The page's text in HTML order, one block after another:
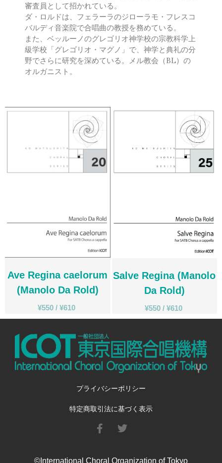
Victor Daniel Lozada
Fabio Luppi
Matteo Magistrali
Enrico Miaroma
Chris O’Hara
Giovanni Pierluigi da Palestrina
John August Pamintuan
Gabriele Saro
マイアカウント
海外からご注文のお客様へ​
English
CD (1)
その他
ソロ／重唱
児童合唱曲(22)
混声合唱曲
審査員として招かれている。
ダ・ロルドは、フェラーラのジローラモ・フレスコ
バルディ音楽院で合唱曲の教授を務めている。
また、ベッルーノのグレゴリオ神学校の宗教科学上
級学校「グレゴリオ・マグノ」で、神学と典礼の分
野でさらに研究を深めている。メル教会（BL）の
オルガニスト。
Ave Regina caelorum
(Manolo Da Rold)
¥550 /¥610
Salve Regina (Manolo
Da Rold)
¥550/ ¥610
プライバシーポリシー
特定商取引法に基づく表示
©International Choral Organization of Tokyo